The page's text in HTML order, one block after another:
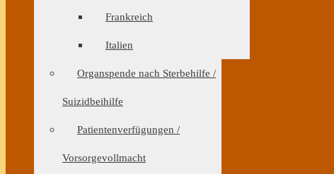
Frankreich
Italien
Organspende nach Sterbehilfe /
Suizidbeihilfe
Patientenverfügungen /
Vorsorgevollmacht